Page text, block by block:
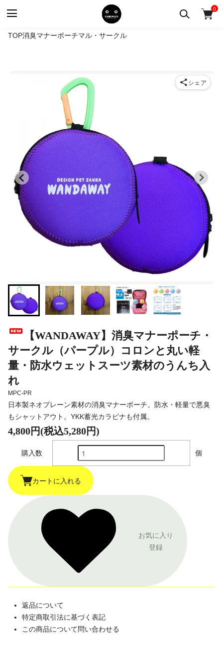
0
TOP消臭マナーポーチマル・サークル
【WANDAWAY】消臭マナーポーチ・
サークル（パープル）コロンと丸い軽
量・防水ウェットスーツ素材のうんち入
れ
MPC-PR
日本製ネオプレーン素材の消臭マナーポーチ。防水・軽量で悪臭
もシャットアウト。YKK蓄光カラビナも付属。
4,800円(税込5,280円)
購入数 個
カートに入れる
お気に入り
登録
返品について
特定商取引法に基づく表記
この商品について問い合わせる
シェア